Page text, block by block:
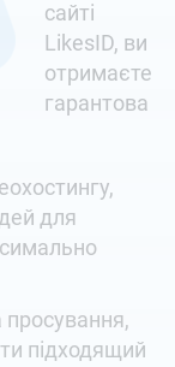
сайті
LikesID, ви
отримаєте
гарантова
для
просування,
підходящий